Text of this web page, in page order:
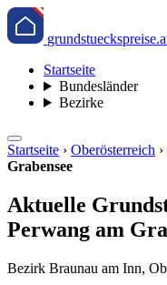
Startseite
Bundesländer
Bezirke
Startseite › Oberösterreich ›
Grabensee
Aktuelle
Perwang am
Bezirk Braunau am Inn,